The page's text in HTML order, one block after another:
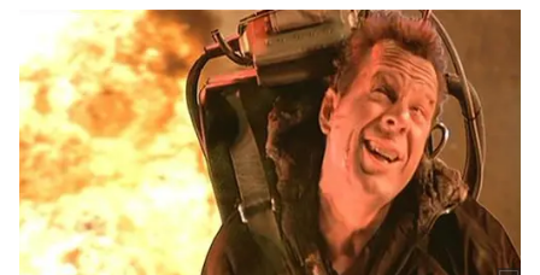
2
5